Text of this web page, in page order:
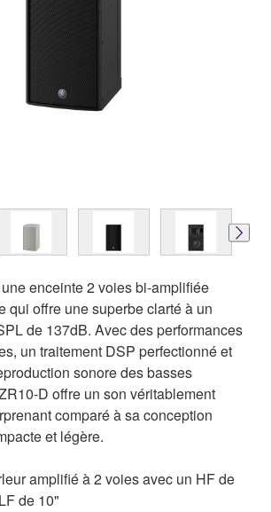
enceinte 2 voies bi-amplifiée
qui offre une superbe clarté à un
de 137dB. Avec des performances
un traitement DSP perfectionné et
sonore des basses
D offre un son véritablement
comparé à sa conception
et légère.
amplifié à 2 voies avec un HF de
de 10"